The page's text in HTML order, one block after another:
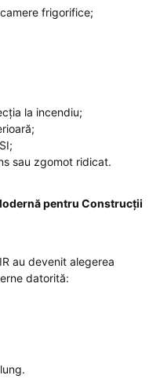
frigorifice;
la incendiu;
sau zgomot ridicat.
pentru Construcții
au devenit alegerea
datorită: